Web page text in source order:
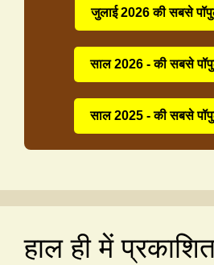
जुलाई 2026 की सबसे
साल 2026 - की सबसे
साल 2025 - की सबसे
हाल ही में